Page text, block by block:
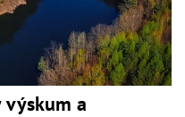
výskum a